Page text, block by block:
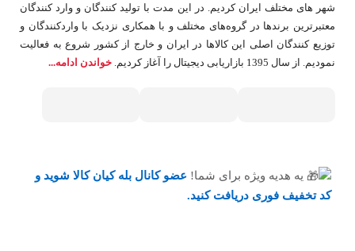
شهر های مختلف ایران کردیم. در اين مدت با توليد كنندگان و وارد كنندگان
معتبرترین برندها در گروه‌‏های مختلف و با همکاری نزدیک با وارد‏کنندگان و
توزیع‏ کنندگان اصلی این کالاها در ایران و خارج از کشور شروع به فعاليت
نمودیم. از سال 1395 بازاریابی دیجیتال را آغاز کردیم.
خواندن ادامه...
یه هدیه ویژه برای شما! عضو کانال بله کیان کالا شوید و
کد تخفیف فوری دریافت کنید.